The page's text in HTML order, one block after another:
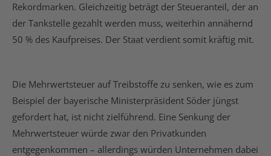
Rekordmarken. Gleichzeitig beträgt der Steueranteil, der an
der Tankstelle gezahlt werden muss, weiterhin annähernd
50 % des Kaufpreises. Der Staat verdient somit kräftig mit.
Die Mehrwertsteuer auf Treibstoffe zu senken, wie es zum
Beispiel der bayerische Ministerpräsident Söder jüngst
gefordert hat, ist nicht zielführend. Eine Senkung der
Mehrwertsteuer würde zwar den Privatkunden
entgegenkommen – allerdings würden Unternehmen dabei